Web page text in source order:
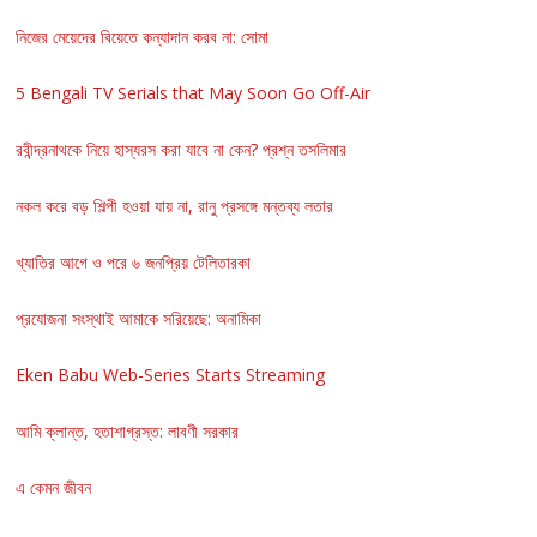
নিজের মেয়েদের বিয়েতে কন্যাদান করব না: সোমা
5 Bengali TV Serials that May Soon Go Off-Air
রবীন্দ্রনাথকে নিয়ে হাস্যরস করা যাবে না কেন? প্রশ্ন তসলিমার
নকল করে বড় শিল্পী হওয়া যায় না, রানু প্রসঙ্গে মন্তব্য লতার
খ্যাতির আগে ও পরে ৬ জনপ্রিয় টেলিতারকা
প্রযোজনা সংস্থাই আমাকে সরিয়েছে: অনামিকা
Eken Babu Web-Series Starts Streaming
আমি ক্লান্ত, হতাশাগ্রস্ত: লাবণী সরকার
এ কেমন জীবন